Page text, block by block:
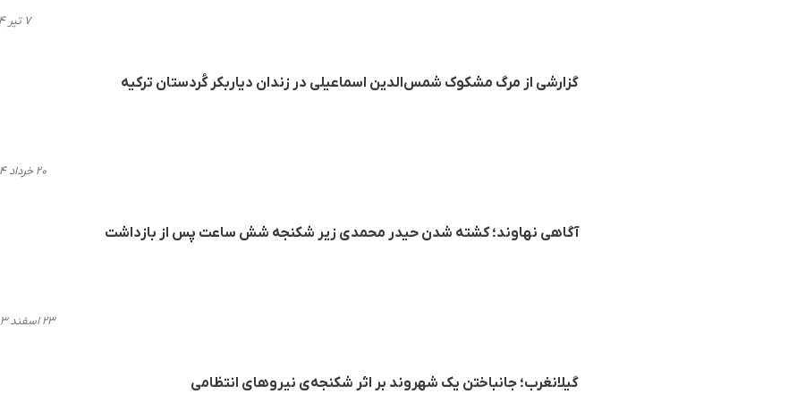
۷ تیر ۱۴۰۴، ۱۴:۳۰
گزارشی از مرگ مشکوک شمس‌الدین اسماعیلی در زندان دیاربکر کُردستان ترکیه
۲۰ خرداد ۱۴۰۴، ۲۰:۳۲
آگاهی نهاوند؛ کشته شدن حیدر محمدی زیر شکنجه شش ساعت پس از بازداشت
۲۳ اسفند ۱۴۰۳، ۱۳:۴۳
گیلانغرب؛ جانباختن یک شهروند بر اثر شکنجه‌ی نیروهای انتظامی